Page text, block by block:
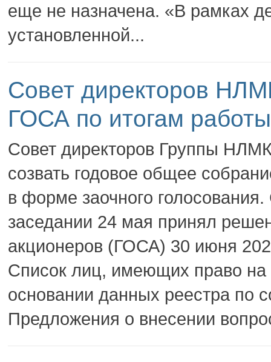
еще не назначена. «В рамках
установленной...
Совет директоров
ГОСА по итогам
Совет директоров Группы
созвать годовое общее
в форме заочного
заседании 24 мая принял
акционеров (ГОСА) 30 июня
Список лиц, имеющих право на
основании данных реестра по
Предложения о внесении